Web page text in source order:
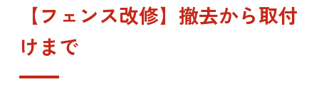
【フェンス改修】撤去から取付
けまで